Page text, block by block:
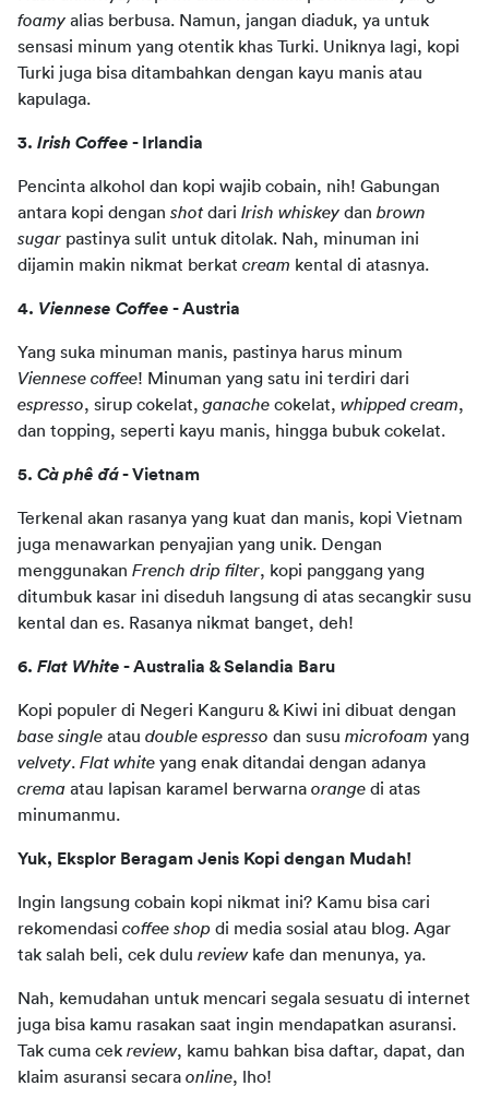
foamy alias berbusa. Namun, jangan diaduk, ya untuk
sensasi minum yang otentik khas Turki. Uniknya lagi, kopi
Turki juga bisa ditambahkan dengan kayu manis atau
kapulaga.
3. Irish Coffee - Irlandia
Pencinta alkohol dan kopi wajib cobain, nih! Gabungan
antara kopi dengan shot dari Irish whiskey dan brown
sugar pastinya sulit untuk ditolak. Nah, minuman ini
dijamin makin nikmat berkat cream kental di atasnya.
4. Viennese Coffee - Austria
Viennese coffee
espresso, sirup cokelat, ganache cokelat, whipped cream,
dan topping, seperti kayu manis, hingga bubuk cokelat.
5. Cà phê đá - Vietnam
Terkenal akan rasanya yang kuat dan manis, kopi Vietnam
juga menawarkan penyajian yang unik. Dengan
menggunakan French drip filter, kopi panggang yang
ditumbuk kasar ini diseduh langsung di atas secangkir susu
kental dan es. Rasanya nikmat banget, deh!
6. Flat White - Australia & Selandia Baru
base single atau double espresso dan susu microfoam
velvety. Flat white
crema atau lapisan karamel berwarna orange di atas
minumanmu.
Yuk, Eksplor Beragam Jenis Kopi dengan Mudah!
Ingin langsung cobain kopi nikmat ini? Kamu bisa cari
rekomendasi coffee shop di media sosial atau blog. Agar
tak salah beli, cek dulu review kafe dan menunya, ya.
Nah, kemudahan untuk mencari segala sesuatu di internet
juga bisa kamu rasakan saat ingin mendapatkan asuransi.
Tak cuma cek review, kamu bahkan bisa daftar, dapat, dan
klaim asuransi secara online, lho!